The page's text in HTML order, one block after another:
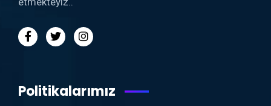
Politikalarımız